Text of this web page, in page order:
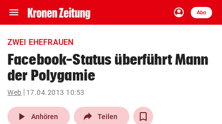
menu Navigation
ein-/ausklappen
account_circle
Anmelden
Abo
close Schließen
account_circle Anmelden
pin_drop
Wien arrow_right
ZWEI EHEFRAUEN
Facebook-Status überführt Mann
der Polygamie
Web 17.04.2013 10:53
play_arrow Anhören Teilen